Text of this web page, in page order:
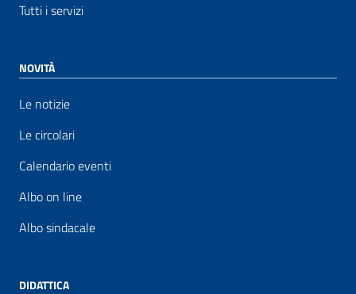
Tutti i servizi
NOVITÀ
Le notizie
Le circolari
Calendario eventi
Albo on line
Albo sindacale
DIDATTICA